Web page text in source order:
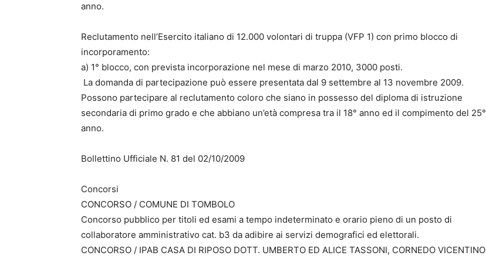
anno.
Reclutamento nell’Esercito italiano di 12.000 volontari di truppa (VFP 1) con primo blocco di
incorporamento:
a) 1° blocco, con prevista incorporazione nel mese di marzo 2010, 3000 posti.
La domanda di partecipazione può essere presentata dal 9 settembre al 13 novembre 2009.
Possono partecipare al reclutamento coloro che siano in possesso del diploma di istruzione
secondaria di primo grado e che abbiano un’età compresa tra il 18° anno ed il compimento del 25°
anno.
Bollettino Ufficiale N. 81 del 02/10/2009
Concorsi
CONCORSO / COMUNE DI TOMBOLO
Concorso pubblico per titoli ed esami a tempo indeterminato e orario pieno di un posto di
collaboratore amministrativo cat. b3 da adibire ai servizi demografici ed elettorali.
CONCORSO / IPAB CASA DI RIPOSO DOTT. UMBERTO ED ALICE TASSONI, CORNEDO VICENTINO